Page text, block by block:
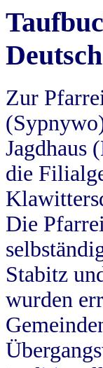
Zur
Jagdhaus
die
Die
Stabitz
wurden